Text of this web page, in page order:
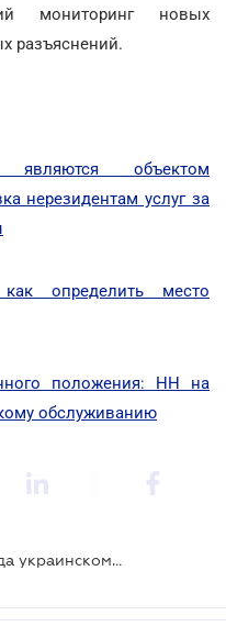
мониторинг новых
разъяснений.
объектом
нерезидентам услуг за
определить место
положения: НН на
обслуживанию
Экспорт ІТ-услуг и дизайна: когда украинскому бизнесу не нужно платить НДС